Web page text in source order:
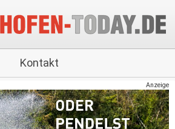
Kontakt
Anzeige